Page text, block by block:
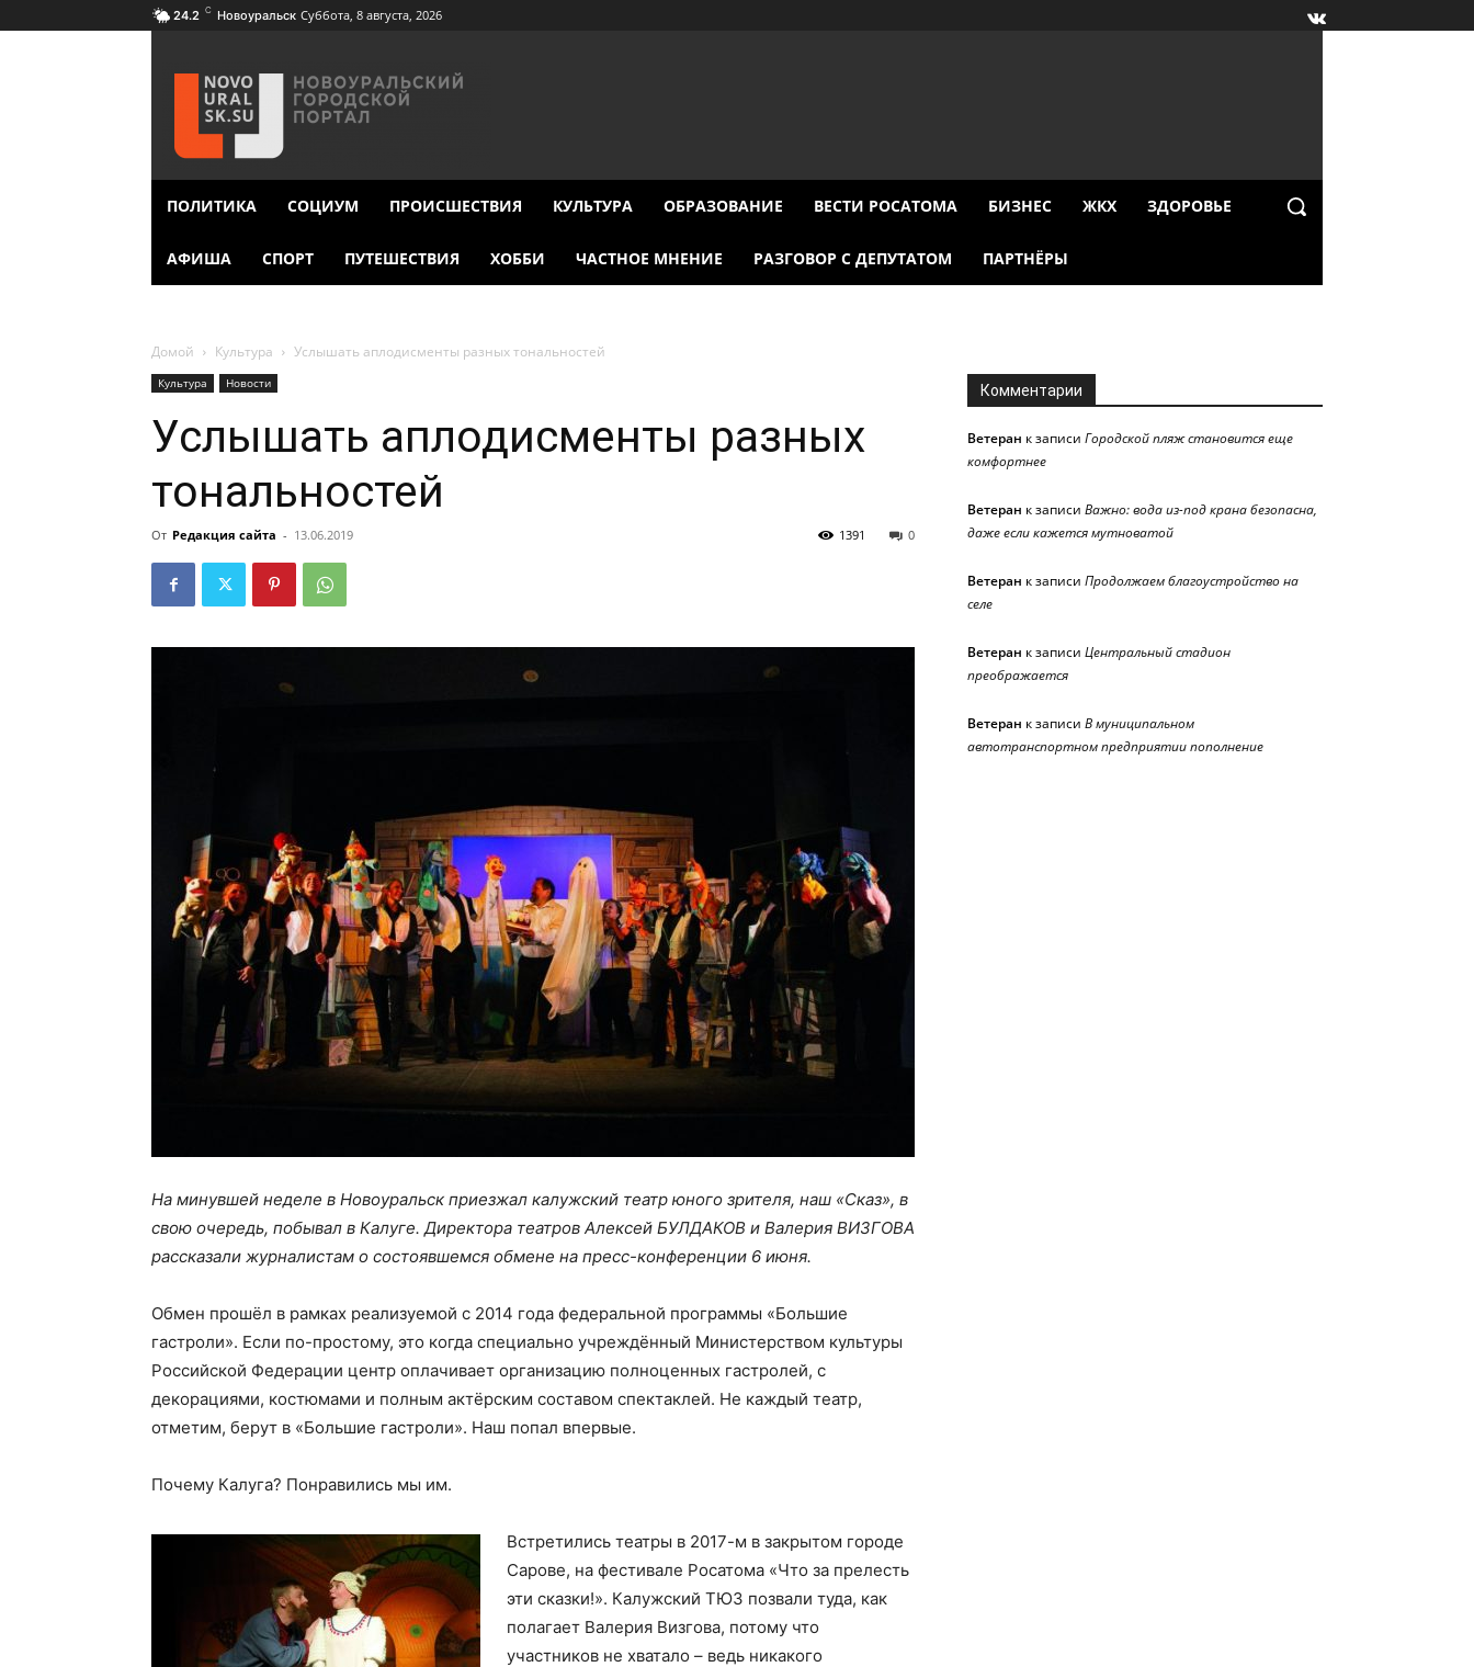
24.2 C Новоуральск Суббота, 8 августа, 2026
ПОЛИТИКА СОЦИУМ ПРОИСШЕСТВИЯ КУЛЬТУРА ОБРАЗОВАНИЕ ВЕСТИ РОСАТОМА БИЗНЕС ЖКХ ЗДОРОВЬЕ
АФИША СПОРТ ПУТЕШЕСТВИЯ ХОББИ ЧАСТНОЕ МНЕНИЕ РАЗГОВОР С ДЕПУТАТОМ ПАРТНЁРЫ
Домой Культура Услышать аплодисменты разных тональностей
Культура Новости
Услышать аплодисменты разных
тональностей
От Редакция сайта - 13.06.2019 0
1391
На минувшей неделе в Новоуральск приезжал калужский театр юного зрителя, наш «Сказ», в
свою очередь, побывал в Калуге. Директора театров Алексей БУЛДАКОВ и Валерия ВИЗГОВА
рассказали журналистам о состоявшемся обмене на пресс-конференции 6 июня.
Обмен прошёл в рамках реализуемой с 2014 года федеральной программы «Большие
гастроли». Если по-простому, это когда специально учреждённый Министерством культуры
Российской Федерации центр оплачивает организацию полноценных гастролей, с
декорациями, костюмами и полным актёрским составом спектаклей. Не каждый театр,
отметим, берут в «Большие гастроли». Наш попал впервые.
Почему Калуга? Понравились мы им.
Встретились театры в 2017-м в закрытом городе
Сарове, на фестивале Росатома «Что за прелесть
эти сказки!». Калужский ТЮЗ позвали туда, как
полагает Валерия Визгова, потому что
участников не хватало – ведь никакого
Комментарии
Ветеран к записи Городской пляж становится еще
комфортнее
Ветеран к записи Важно: вода из-под крана безопасна,
даже если кажется мутноватой
Ветеран к записи Продолжаем благоустройство на
селе
Ветеран к записи Центральный стадион
преображается
Ветеран к записи В муниципальном
автотранспортном предприятии пополнение